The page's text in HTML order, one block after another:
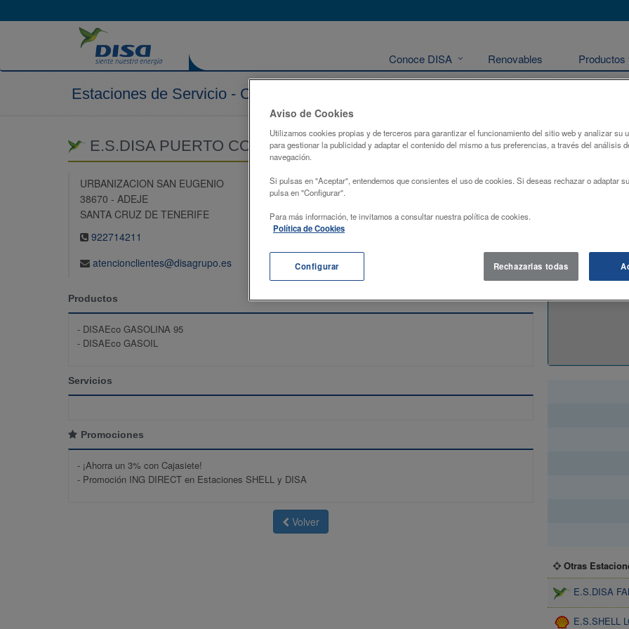
Conoce DISA Renovables
Estaciones de Servicio - Canarias
E.S.DISA PUERTO COLON S.A.
URBANIZACION SAN EUGENIO
38670 - ADEJE
SANTA CRUZ DE TENERIFE
922714211
atencionclientes@disagrupo.es
Productos
- DISAEco GASOLINA 95
- DISAEco GASOIL
Servicios
Promociones
- ¡Ahorra un 3% con Cajasiete!
- Promoción ING DIRECT en Estaciones SHELL y DISA
Volver
Localización
-
Otras
E.S.DISA
E.S.SHELL
Aviso de Cookies
Utilizamos cookies propias y de terceros para garantizar el funcionamiento del sitio web y analizar su
para gestionar la publicidad y adaptar el contenido del mismo a tus preferencias, a través del análisis
navegación.
Si pulsas en "Aceptar", entendemos que consientes el uso de cookies. Si deseas rechazar o adaptar
pulsa en "Configurar".
Para más información, te invitamos a consultar nuestra política de cookies.
Política de Cookies
Rechazarlas todas
Configurar